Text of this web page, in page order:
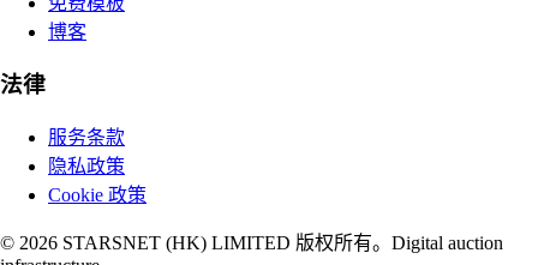
博客
法律
服务条款
隐私政策
Cookie 政策
© 2026 STARSNET (HK) LIMITED 版权所有。 Digital auction